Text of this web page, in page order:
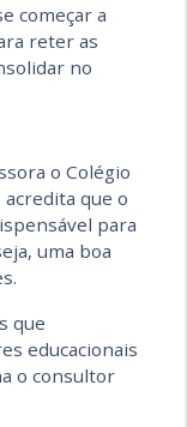
começar a
reter as
no
o Colégio
acredita que o
para
uma boa
que
educacionais
o consultor